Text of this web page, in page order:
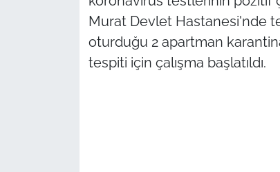
Murat Devlet Hastanesi'nde
oturduğu 2 apartman
tespiti için çalışma başlatıldı.